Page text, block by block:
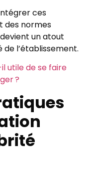
ces
des normes
un atout
l’établissement.
utile de se faire
?